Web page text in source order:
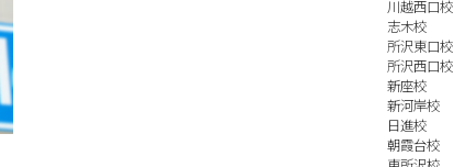
川越西口校
志木校
所沢東口校
所沢西口校
新座校
新河岸校
日進校
朝霞台校